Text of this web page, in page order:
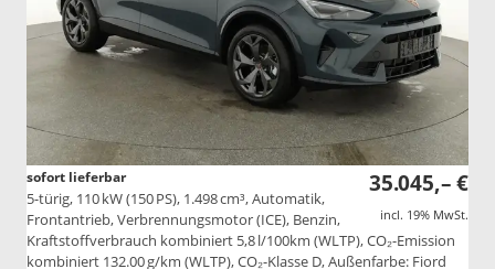
35.045,– €
incl. 19% MwSt.
sofort lieferbar
5-türig, 110 kW (150 PS), 1.498 cm³, Automatik,
Frontantrieb, Verbrennungsmotor (ICE), Benzin,
Kraftstoffverbrauch kombiniert 5,8 l/100km (WLTP), CO₂-Emission
kombiniert 132.00 g/km (WLTP), CO₂-Klasse D, Außenfarbe: Fiord